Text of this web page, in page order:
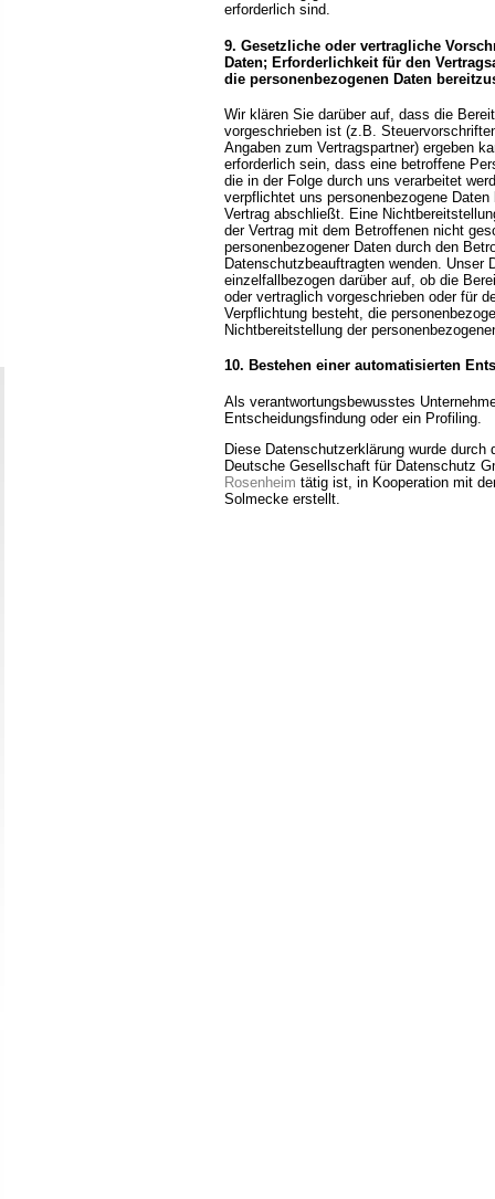
erforderlich sind.
9. Gesetzliche oder vertragliche
Daten; Erforderlichkeit für den
die personenbezogenen Daten
Wir klären Sie darüber auf, dass die
vorgeschrieben ist (z.B.
Angaben zum Vertragspartner) ergeben
erforderlich sein, dass eine betroffene
die in der Folge durch uns verarbeitet
verpflichtet uns personenbezogene
Vertrag abschließt. Eine
der Vertrag mit dem Betroffenen nicht
personenbezogener Daten durch den
Datenschutzbeauftragten wenden. Unser
einzelfallbezogen darüber auf, ob die
oder vertraglich vorgeschrieben oder für
Verpflichtung besteht, die
Nichtbereitstellung der
10. Bestehen einer automatisierten
Als verantwortungsbewusstes
Entscheidungsfindung oder ein Profiling.
Diese Datenschutzerklärung wurde
Deutsche Gesellschaft für Datenschutz
Rosenheim tätig ist, in Kooperation mit
Solmecke erstellt.